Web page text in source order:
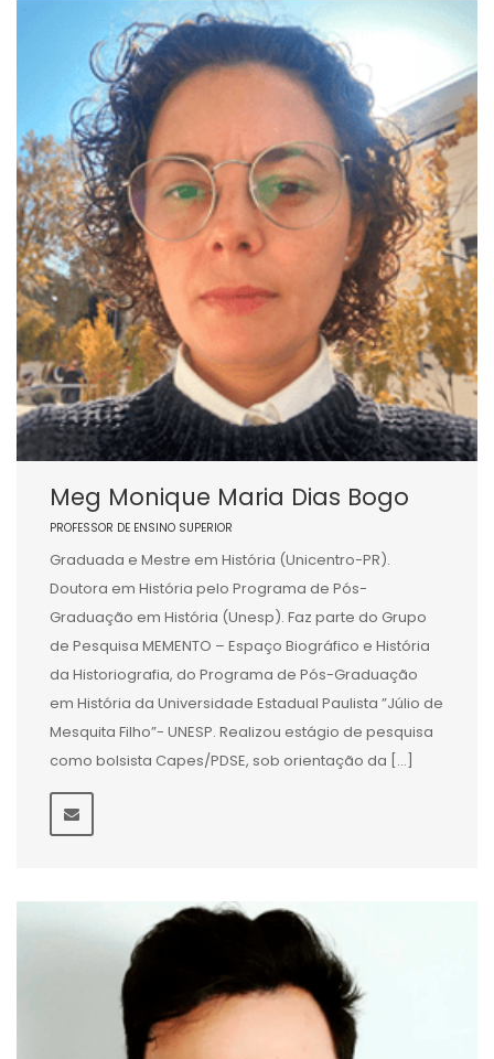
Meg Monique Maria Dias Bogo
PROFESSOR DE ENSINO SUPERIOR
Graduada e Mestre em História (Unicentro-PR).
Doutora em História pelo Programa de Pós-
Graduação em História (Unesp). Faz parte do Grupo
de Pesquisa MEMENTO – Espaço Biográfico e História
da Historiografia, do Programa de Pós-Graduação
em História da Universidade Estadual Paulista ”Júlio de
Mesquita Filho”- UNESP. Realizou estágio de pesquisa
como bolsista Capes/PDSE, sob orientação da […]